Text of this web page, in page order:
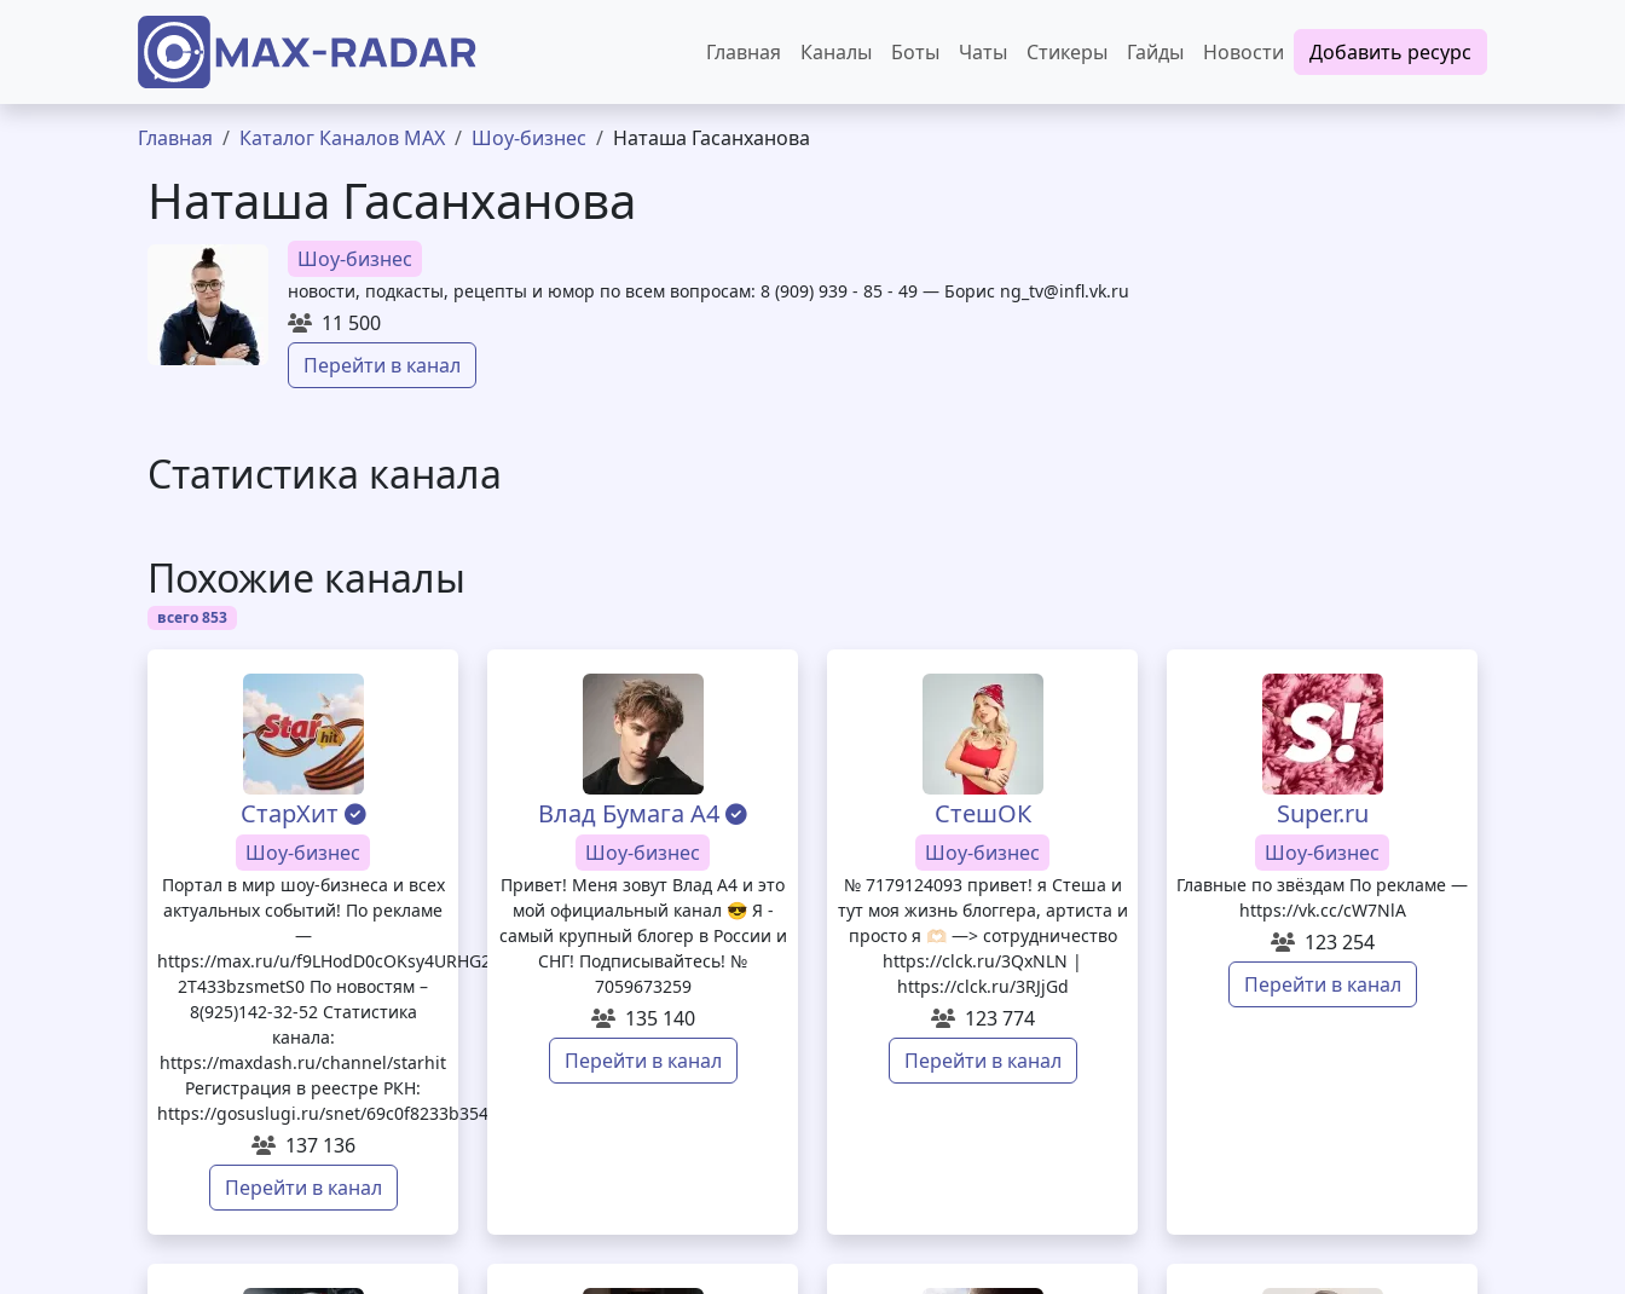
Перейти к основному содержанию
Основная навигация
Главная Каналы Боты Чаты Стикеры Гайды Новости Добавить ресурс
Строка навигации
Главная Каталог Каналов MAX Шоу-бизнес Наташа Гасанханова
Наташа Гасанханова
Шоу-бизнес
новости, подкасты, рецепты и юмор по всем вопросам: 8 (909) 939 - 85 - 49 — Борис ng_tv@infl.vk.ru
11 500
Перейти в канал
Статистика канала
Похожие каналы
всего 853
СтарХит
Шоу-бизнес
Портал в мир шоу-бизнеса и всех
актуальных событий! По рекламе
—
https://max.ru/u/f9LHodD0cOKsy4URHG2b_yh7KN8GtvgGww1IctQRRmT5f-
2T433bzsmetS0 По новостям –
8(925)142-32-52 Статистика
канала:
https://maxdash.ru/channel/starhit
Регистрация в реестре РКН:
https://gosuslugi.ru/snet/69c0f8233b354c81f84f15aa
137 136
Перейти в канал
Влад Бумага А4
Шоу-бизнес
Привет! Меня зовут Влад А4 и это
мой официальный канал 😎 Я -
самый крупный блогер в России и
СНГ! Подписывайтесь! №
7059673259
135 140
Перейти в канал
СтешОК
Шоу-бизнес
№ 7179124093 привет! я Стеша и
тут моя жизнь блоггера, артиста и
просто я 🫶🏻 —> сотрудничество
https://clck.ru/3QxNLN |
https://clck.ru/3RJjGd
123 774
Перейти в канал
Super.ru
Шоу-бизнес
Главные по звёздам По рекламе —
https://vk.cc/cW7NlA
123 254
Перейти в канал